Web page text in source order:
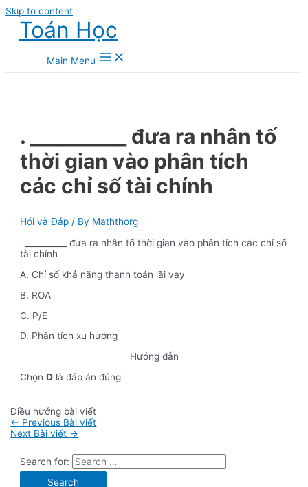
Skip to content
Toán Học
Main Menu
. __________ đưa ra nhân tố
thời gian vào phân tích
các chỉ số tài chính
Hỏi và Đáp / By Maththorg
. __________ đưa ra nhân tố thời gian vào phân tích các chỉ số
tài chính
A. Chỉ số khả năng thanh toán lãi vay
B. ROA
C. P/E
D. Phân tích xu hướng
Hướng dẫn
ChọnD là đáp án đúng
Điều hướng bài viết
← Previous Bài viết
Next Bài viết →
Search for: